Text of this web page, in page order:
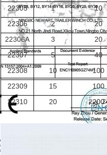
22305 1 10
22306
2 20
22306A
3 20
22307
5 40
22308
10 100
22309
15 100
22310
20 200